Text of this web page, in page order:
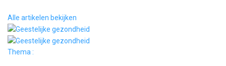
Alle artikelen bekijken
Thema :